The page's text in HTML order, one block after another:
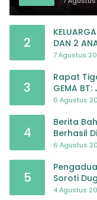
2
DAN 2
JULI 2026
7 Agustus
3
Rapat
GEMA
6 Agustus
4
Berita
Berhasil
6 Agustus
5
Soroti
TK Al-
4 Agustus